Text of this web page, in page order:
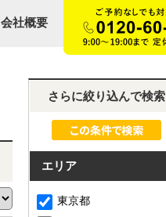
会社概要
トップページ
買いたい
売りたい
空間デザイン事例
さらに絞り込んで検索
エリア
東京都